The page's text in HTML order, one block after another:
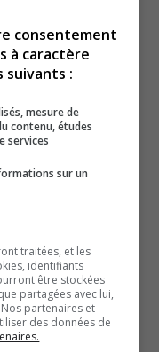
100 % des
50 % du
Ruba Ghazal, a
d’un chalet
qui habitent
pour de
consentement
à caractère
suivants :
mesure de
contenu, études
services
sur un
traitées, et les
identifiants
être stockées
partagées avec lui,
partenaires et
des données de